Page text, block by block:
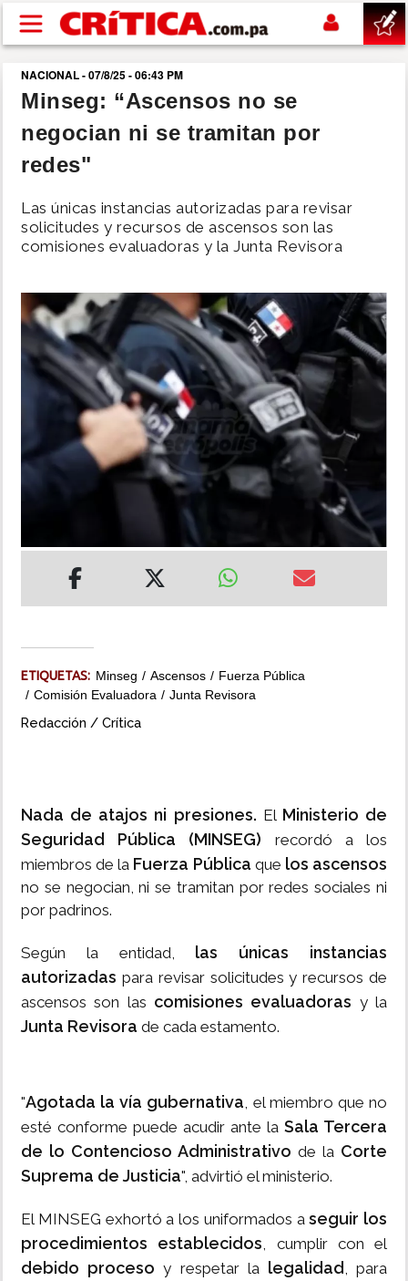
Pasar al contenido principal
buscar
SUCESOS
POLÍTICA
DEPORTES
MUNDO
INSÓLITAS
IMPRESO
NACIONAL - 07/8/25 - 06:43 PM
Minseg: “Ascensos no se
negocian ni se tramitan por
redes"
Las únicas instancias autorizadas para revisar
solicitudes y recursos de ascensos son las
comisiones evaluadoras y la Junta Revisora
ETIQUETAS: Minseg Ascensos
Fuerza Pública
Comisión Evaluadora
Junta Revisora
Redacción / Crítica
Nada de atajos ni presiones. El Ministerio de
Seguridad Pública (MINSEG) recordó a los
miembros de la Fuerza Pública que los ascensos
no se negocian, ni se tramitan por redes sociales ni
por padrinos.
Según la entidad, las únicas instancias
autorizadas para revisar solicitudes y recursos de
ascensos son las comisiones evaluadoras y la
Junta Revisora de cada estamento.
"Agotada la vía gubernativa, el miembro que no
esté conforme puede acudir ante la Sala Tercera
de lo Contencioso Administrativo de la Corte
Suprema de Justicia", advirtió el ministerio.
El MINSEG exhortó a los uniformados aseguir los
procedimientos establecidos, cumplir con el
debido proceso y respetar la legalidad , para